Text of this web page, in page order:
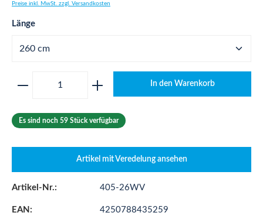
Preise inkl. MwSt. zzgl. Versandkosten
Längeauswählen
Produkt Anzahl: Gib den gewünschten
In den Warenkorb
Es sind noch 59 Stück verfügbar
Artikel mit Veredelung ansehen
Artikel-Nr.: 405-26WV
EAN: 4250788435259